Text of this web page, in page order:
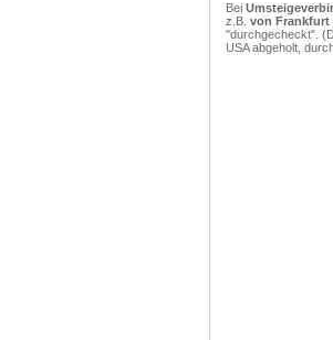
Bei
z.B. von Frankfurt
"durchgecheckt".
USA abgeholt,